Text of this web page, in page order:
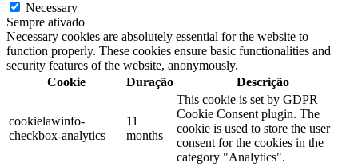
Necessary
Sempre ativado
Necessary cookies are absolutely essential for the website to
function properly. These cookies ensure basic functionalities and
security features of the website, anonymously.
Cookie
Duração Descrição
cookielawinfo-
checkbox-analytics
11
months
This cookie is set by GDPR
Cookie Consent plugin. The
cookie is used to store the user
consent for the cookies in the
category "Analytics".